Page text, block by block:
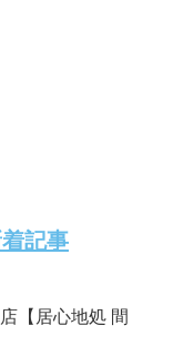
記事
【居心地処 間